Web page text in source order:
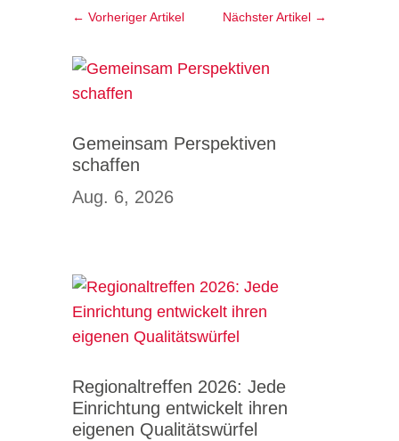
← Vorheriger Artikel Nächster Artikel →
Gemeinsam Perspektiven
schaffen
Aug. 6, 2026
Regionaltreffen 2026: Jede
Einrichtung entwickelt ihren
eigenen Qualitätswürfel